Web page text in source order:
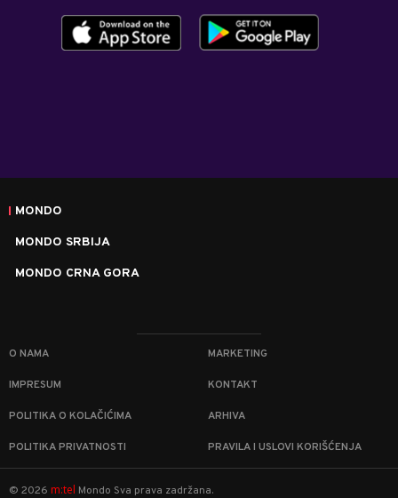
MONDO
MONDO SRBIJA
MONDO CRNA GORA
O NAMA MARKETING
IMPRESUM KONTAKT
POLITIKA O KOLAČIĆIMA ARHIVA
POLITIKA PRIVATNOSTI PRAVILA I USLOVI KORIŠĆENJA
© 2026 m:tel Mondo Sva prava zadržana.